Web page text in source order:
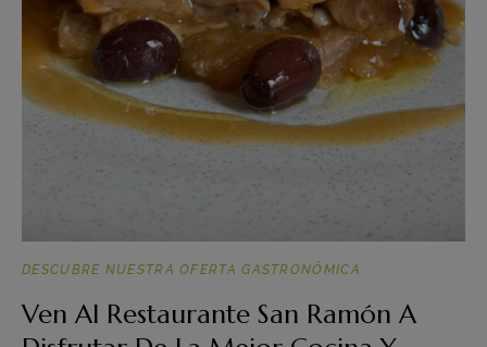
DESCUBRE NUESTRA OFERTA GASTRONÓMICA
Ven Al Restaurante San Ramón A